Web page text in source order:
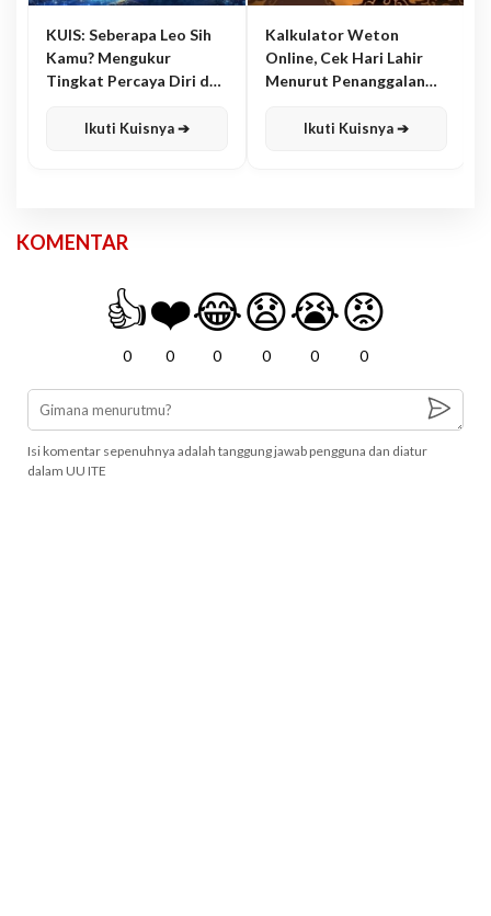
KUIS: Seberapa Leo Sih
Kamu? Mengukur
Tingkat Percaya Diri dan
Ikuti Kuisnya ➔
Kalkulator Weton
Online, Cek Hari Lahir
Menurut Penanggalan
Ikuti Kuisnya ➔
KOMENTAR
👍
0
❤️
0
😂
0
😧
0
😭
0
😡
0
Isi komentar sepenuhnya adalah tanggung jawab pengguna dan diatur
dalam UU ITE